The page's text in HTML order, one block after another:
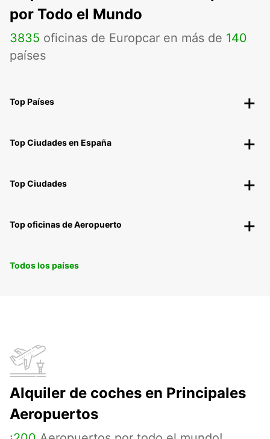
por Todo el Mundo
3835 oficinas de Europcar en más de 140
países
Top Países
Top Ciudades en España
Top Ciudades
Top oficinas de Aeropuerto
Todos los países
Alquiler de coches en Principales
Aeropuertos